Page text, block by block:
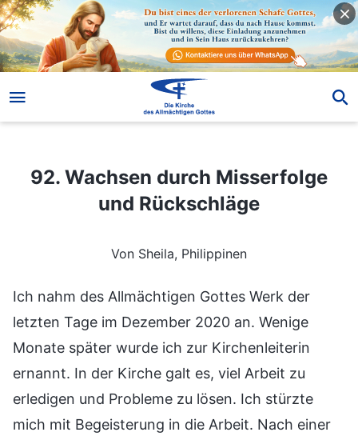
92. Wachsen durch Misserfolge und Rückschläge
92. Wachsen durch Misserfolge
und Rückschläge
Von Sheila, Philippinen
Ich nahm des Allmächtigen Gottes Werk der
letzten Tage im Dezember 2020 an. Wenige
Monate später wurde ich zur Kirchenleiterin
ernannt. In der Kirche galt es, viel Arbeit zu
erledigen und Probleme zu lösen. Ich stürzte
mich mit Begeisterung in die Arbeit. Nach einer